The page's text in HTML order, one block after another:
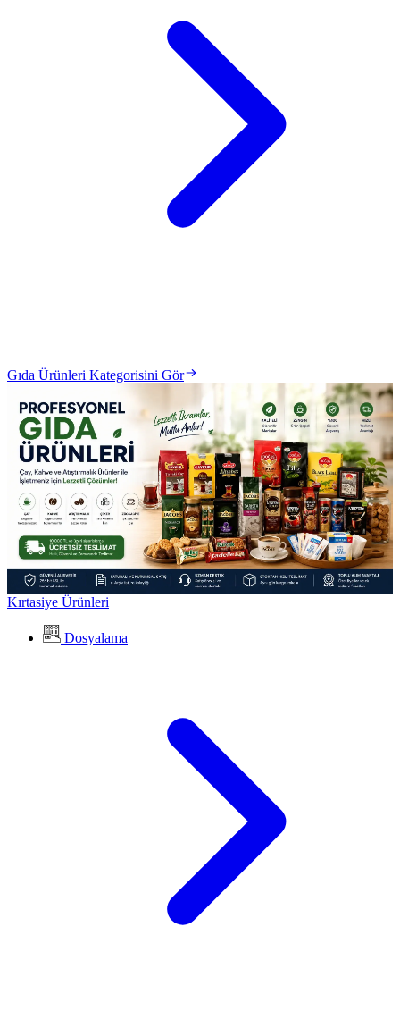
Gıda Ürünleri Kategorisini Gör
Kırtasiye Ürünleri
Dosyalama